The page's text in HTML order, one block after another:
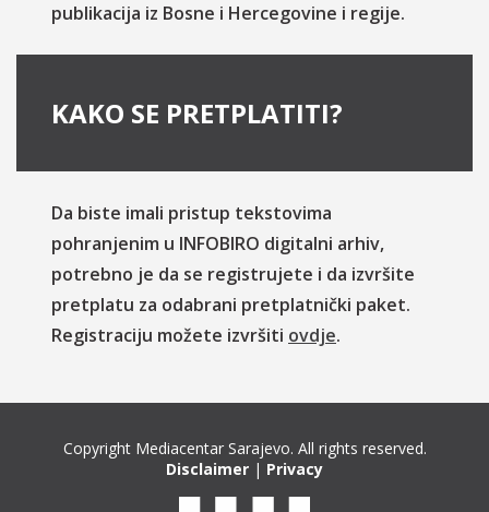
publikacija iz Bosne i Hercegovine i regije.
KAKO SE PRETPLATITI?
Da biste imali pristup tekstovima
pohranjenim u INFOBIRO digitalni arhiv,
potrebno je da se registrujete i da izvršite
pretplatu za odabrani pretplatnički paket.
Registraciju možete izvršiti ovdje.
Copyright Mediacentar Sarajevo. All rights reserved.
Disclaimer | Privacy